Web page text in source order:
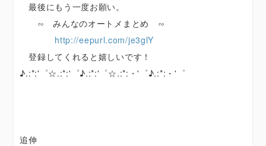
最後にもう一度お願い。
∽ みんなのオートメまとめ ∽
http://eepurl.com/je3glY
登録してくれると嬉しいです！
♪.:*:'゜☆.:*:'゜♪.:*:'゜☆.:*:・'゜♪.:*:・'゜
追伸